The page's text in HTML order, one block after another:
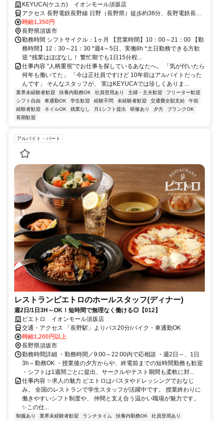
20万円以上可＊20代～40代女性が多数活躍中！
KEYUCA(ケユカ) イオンモール須坂店
アクセス 長野電鉄長野線 日野（長野県）徒歩約38分、長野電鉄長野
線 村山（長野県）徒歩約40分、長野電鉄長野線 須坂西口徒歩約53分
時給1,350円
長野県須坂市
勤務時間 シフトサイクル：1ヶ月 【営業時間】10：00～21：00 【勤
務時間】12：30～21：30 *週4～5日、実働8h *土日勤務できる方歓
迎 *残業はほぼなし！ 繁忙期でも1日15分程...
仕事内容 "人柄重視"でお仕事を探しているあなたへ。 「気が付いたら
何年も働いてた」 「今は正社員ですけど 10年前はアルバイトだった
んです」 そんなスタッフが、 実はKEYUCAでは珍しくありま...
業界未経験者歓迎 扶養内勤務OK 社員登用あり 主婦・主夫歓迎
フリーター歓迎
シフト自由
車通勤OK 学生歓迎 経験不問 未経験者歓迎 交通費全額支給
午前
経験者歓迎
ネイルOK 残業なし 月1シフト提出 研修あり 夕方
ブランクOK
長期歓迎
アルバイト・パート
レストランピエトロのホールスタッフ(ディナー)
週2日/1日3H～OK！短時間で無理なく働ける◎【012】
ピエトロ イオンモール須坂店
交通・アクセス 「長野駅」よりバス20分/バイク・車通勤OK
時給1,200円以上
長野県須坂市
勤務時間詳細 ・勤務時間／9:00～22:00内で応相談 ・週2日～、1日
3h～勤務OK ・授業後の夕方からや、終電前までの短時間勤務も歓迎
・シフトは1週間ごとに提出、サークルやテスト期間も柔軟に対...
仕事内容 ✨求人の魅力 ピエトロはパスタやドレッシングでおなじ
み。 全国のレストランで学生スタッフが活躍中です。 授業終わりに
働きやすいシフト制度や、 仲間と支え合う温かい職場が魅力です。
✨この仕...
制服あり 業界未経験者歓迎 ランチタイム 扶養内勤務OK
社員登用あり